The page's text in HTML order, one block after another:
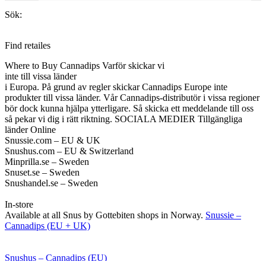
Sök:
Find retailes
Where to Buy Cannadips Varför skickar vi
inte till vissa länder
i Europa. På grund av regler skickar Cannadips Europe inte
produkter till vissa länder. Vår Cannadips-distributör i vissa regioner
bör dock kunna hjälpa ytterligare. Så skicka ett meddelande till oss
så pekar vi dig i rätt riktning. SOCIALA MEDIER Tillgängliga
länder Online
Snussie.com – EU & UK
Snushus.com – EU & Switzerland
Minprilla.se – Sweden
Snuset.se – Sweden
Snushandel.se – Sweden
In-store
Available at all Snus by Gottebiten shops in Norway. Snussie –
Cannadips (EU + UK)
Snushus – Cannadips (EU)